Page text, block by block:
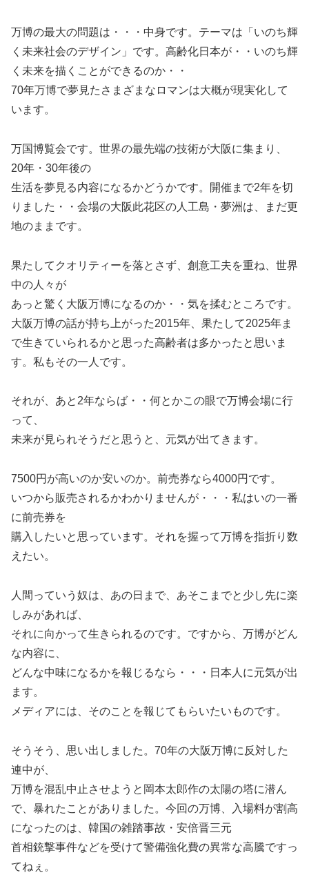
万博の最大の問題は・・・中身です。テーマは「いのち輝
く未来社会のデザイン」です。高齢化日本が・・いのち輝
く未来を描くことができるのか・・
70年万博で夢見たさまざまなロマンは大概が現実化して
います。
万国博覧会です。世界の最先端の技術が大阪に集まり、
20年・30年後の
生活を夢見る内容になるかどうかです。開催まで2年を切
りました・・会場の大阪此花区の人工島・夢洲は、まだ更
地のままです。
果たしてクオリティーを落とさず、創意工夫を重ね、世界
中の人々が
あっと驚く大阪万博になるのか・・気を揉むところです。
大阪万博の話が持ち上がった2015年、果たして2025年ま
で生きていられるかと思った高齢者は多かったと思いま
す。私もその一人です。
それが、あと2年ならば・・何とかこの眼で万博会場に行
って、
未来が見られそうだと思うと、元気が出てきます。
7500円が高いのか安いのか。前売券なら4000円です。
いつから販売されるかわかりませんが・・・私はいの一番
に前売券を
購入したいと思っています。それを握って万博を指折り数
えたい。
人間っていう奴は、あの日まで、あそこまでと少し先に楽
しみがあれば、
それに向かって生きられるのです。ですから、万博がどん
な内容に、
どんな中味になるかを報じるなら・・・日本人に元気が出
ます。
メディアには、そのことを報じてもらいたいものです。
そうそう、思い出しました。70年の大阪万博に反対した
連中が、
万博を混乱中止させようと岡本太郎作の太陽の塔に潜ん
で、暴れたことがありました。今回の万博、入場料が割高
になったのは、韓国の雑踏事故・安倍晋三元
首相銃撃事件などを受けて警備強化費の異常な高騰ですっ
てねぇ。